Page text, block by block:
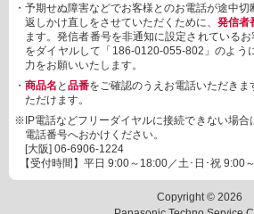
・予期せぬ障害などでお客様とのお電話が途中
返しかけ直しをさせていただくために、 発信者
ます。発信者番号を非通知に設定されているお
をダイヤルして「186-0120-055-802」のよう
力をお願いいたします。
・ 商品名 と 品番をご確認のうえお電話いただき
ただけます。
※IP電話などフリーダイヤルに接続できない場合
電話番号へおかけください。
[大阪] 06-6906-1224
【受付時間】平日 9:00～18:00／土･日･祝 9:00
Copyright © 2026